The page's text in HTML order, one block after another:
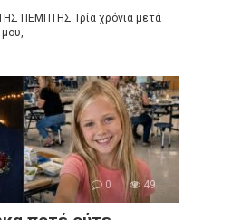
ΠΕΜΠΤΗΣ Τρία χρόνια μετά
0 49